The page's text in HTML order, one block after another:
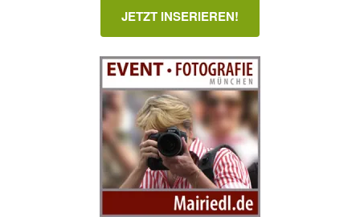
JETZT INSERIEREN!